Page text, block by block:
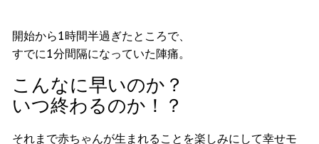
開始から1時間半過ぎたところで、
すでに1分間隔になっていた陣痛。
こんなに早いのか？
いつ終わるのか！？
それまで赤ちゃんが生まれることを楽しみにして幸せモ